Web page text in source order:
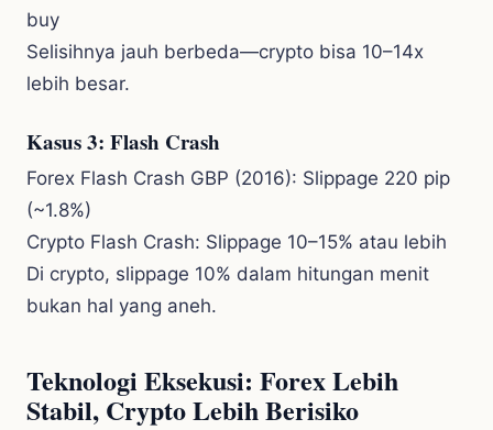
buy
Selisihnya jauh berbeda—crypto bisa 10–14x
lebih besar.
Kasus 3: Flash Crash
Forex Flash Crash GBP (2016): Slippage 220 pip
(~1.8%)
Crypto Flash Crash: Slippage 10–15% atau lebih
Di crypto, slippage 10% dalam hitungan menit
bukan hal yang aneh.
Teknologi Eksekusi: Forex Lebih
Stabil, Crypto Lebih Berisiko